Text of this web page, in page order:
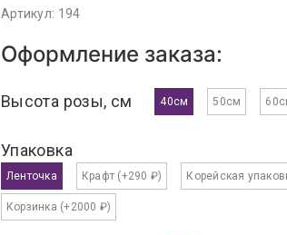
Артикул: 194
Оформление заказа:
Высота розы, см 40см 50см
Упаковка
Ленточка Крафт (+290 ₽) Корейская
Корзинка (+2000 ₽)